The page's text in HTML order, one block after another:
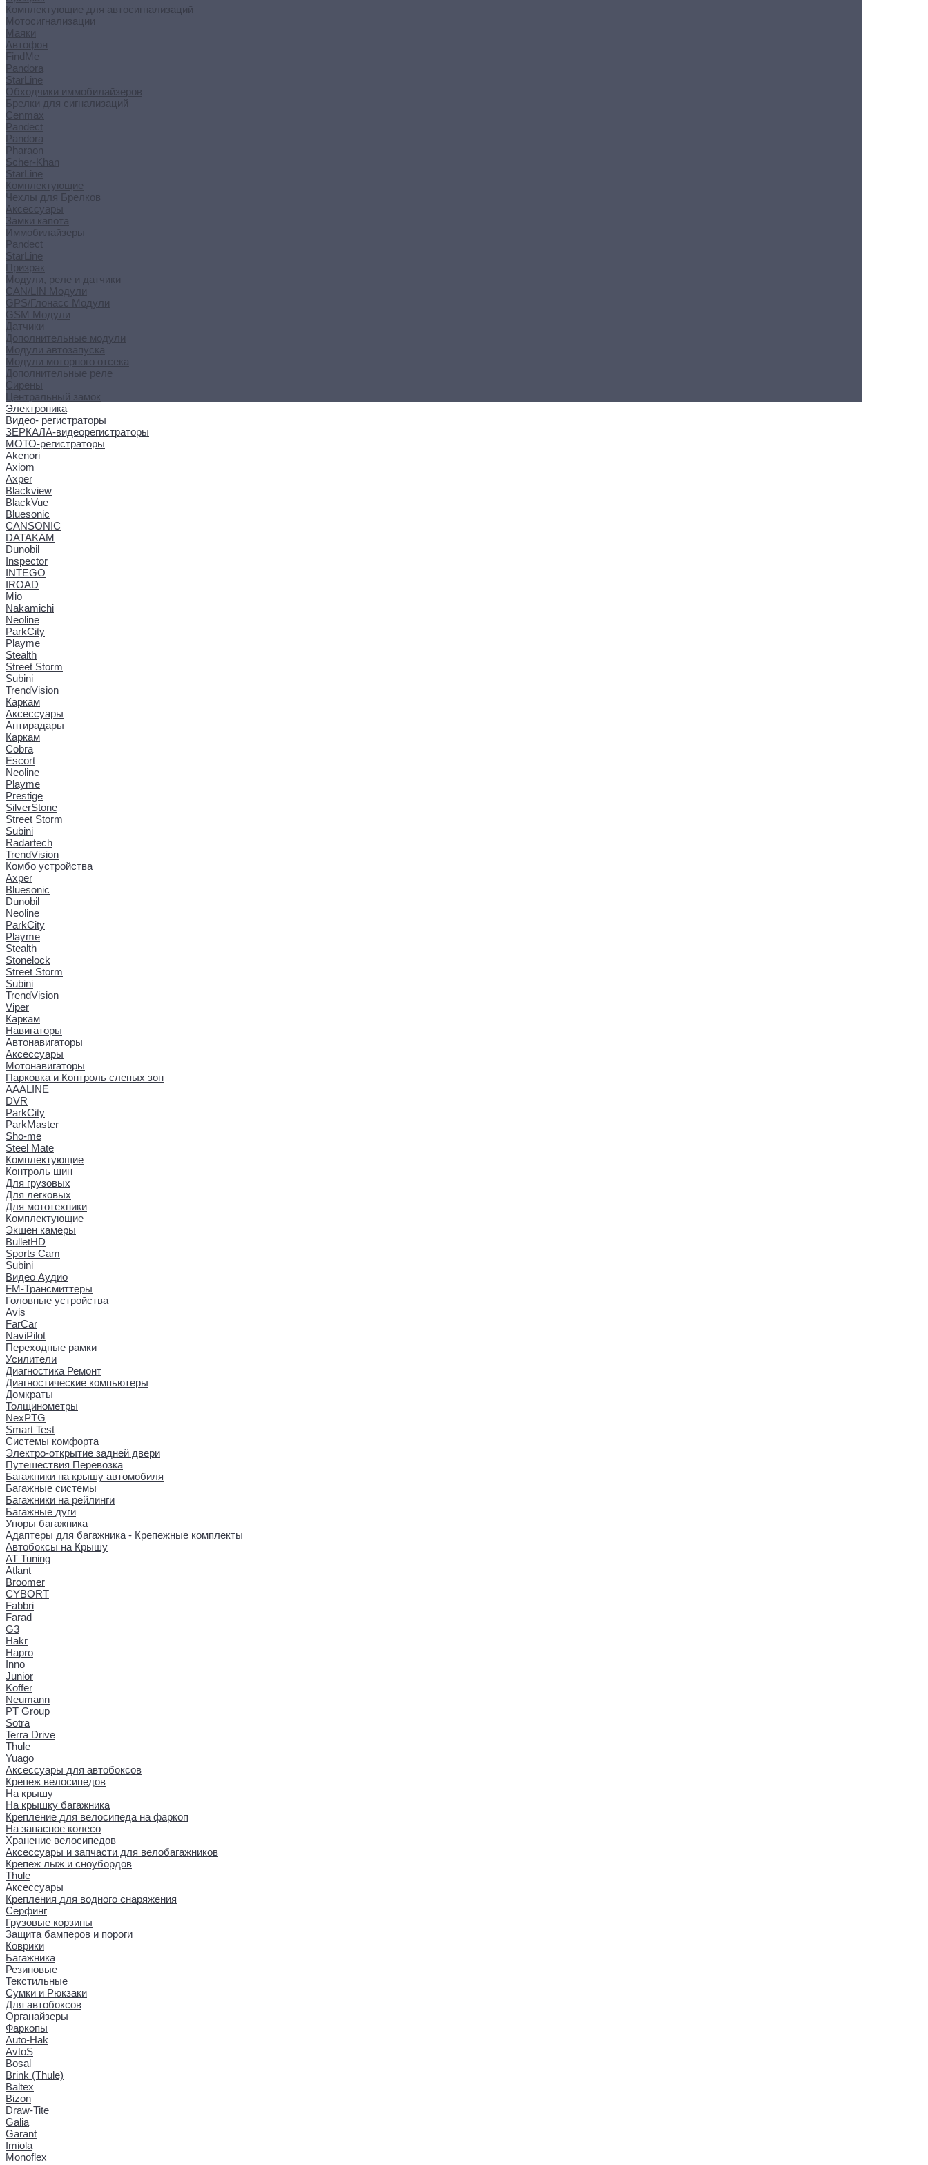
Комплектующие для автосигнализаций
Мотосигнализации
Маяки
Автофон
FindMe
Pandora
StarLine
Обходчики иммобилайзеров
Брелки для сигнализаций
Cenmax
Pandect
Pandora
Pharaon
Scher-Khan
StarLine
Комплектующие
Чехлы для Брелков
Аксессуары
Замки капота
Иммобилайзеры
Pandect
StarLine
Призрак
Модули, реле и датчики
CAN/LIN Модули
GPS/Глонасс Модули
GSM Модули
Датчики
Дополнительные модули
Модули автозапуска
Модули моторного отсека
Дополнительные реле
Сирены
Центральный замок
Электроника
Видео- регистраторы
ЗЕРКАЛА-видеорегистраторы
МОТО-регистраторы
Akenori
Axiom
Axper
Blackview
BlackVue
Bluesonic
CANSONIC
DATAKAM
Dunobil
Inspector
INTEGO
IROAD
Mio
Nakamichi
Neoline
ParkCity
Playme
Stealth
Street Storm
Subini
TrendVision
Каркам
Аксессуары
Антирадары
Каркам
Cobra
Escort
Neoline
Playme
Prestige
SilverStone
Street Storm
Subini
Radartech
TrendVision
Комбо устройства
Axper
Bluesonic
Dunobil
Neoline
ParkCity
Playme
Stealth
Stonelock
Street Storm
Subini
TrendVision
Viper
Каркам
Навигаторы
Автонавигаторы
Аксессуары
Мотонавигаторы
Парковка и Контроль слепых зон
AAALINE
DVR
ParkCity
ParkMaster
Sho-me
Steel Mate
Комплектующие
Контроль шин
Для грузовых
Для легковых
Для мототехники
Комплектующие
Экшен камеры
BulletHD
Sports Cam
Subini
Видео Аудио
FM-Трансмиттеры
Головные устройства
Avis
FarCar
NaviPilot
Переходные рамки
Усилители
Диагностика Ремонт
Диагностические компьютеры
Домкраты
Толщинометры
NexPTG
Smart Test
Системы комфорта
Электро-открытие задней двери
Путешествия Перевозка
Багажники на крышу автомобиля
Багажные системы
Багажники на рейлинги
Багажные дуги
Упоры багажника
Адаптеры для багажника - Крепежные комплекты
Автобоксы на Крышу
AT Tuning
Atlant
Broomer
CYBORT
Fabbri
Farad
G3
Hakr
Hapro
Inno
Junior
Koffer
Neumann
PT Group
Sotra
Terra Drive
Thule
Yuago
Аксессуары для автобоксов
Крепеж велосипедов
На крышу
На крышку багажника
Крепление для велосипеда на фаркоп
На запасное колесо
Хранение велосипедов
Аксессуары и запчасти для велобагажников
Крепеж лыж и сноубордов
Thule
Аксессуары
Крепления для водного снаряжения
Серфинг
Грузовые корзины
Защита бамперов и пороги
Коврики
Багажника
Резиновые
Текстильные
Сумки и Рюкзаки
Для автобоксов
Органайзеры
Фаркопы
Auto-Hak
AvtoS
Bosal
Brink (Thule)
Baltex
Bizon
Draw-Tite
Galia
Garant
Imiola
Monoflex